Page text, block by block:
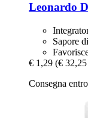
Leonardo
Sapore
€ 1,29 (€
Consegna